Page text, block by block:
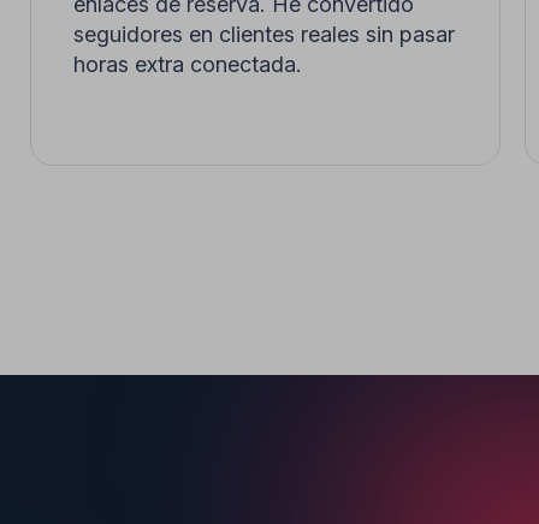
puede enviar enlaces a WhatsApp, Calendly o
cualquier herramienta externa de reserva/pago
directamente en el DM.